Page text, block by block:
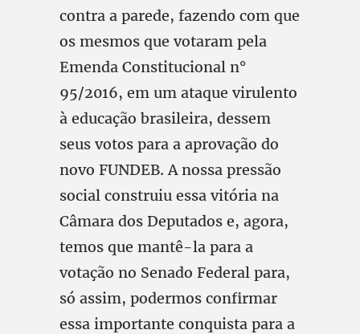
contra a parede, fazendo com que
os mesmos que votaram pela
Emenda Constitucional n°
95/2016, em um ataque virulento
à educação brasileira, dessem
seus votos para a aprovação do
novo FUNDEB. A nossa pressão
social construiu essa vitória na
Câmara dos Deputados e, agora,
temos que mantê-la para a
votação no Senado Federal para,
só assim, podermos confirmar
essa importante conquista para a